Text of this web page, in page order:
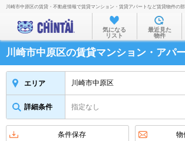
お部屋を探す
沿線・駅から
住所から
物件特集から
川崎市中原区の賃貸・不動産情報で賃貸マンション・賃貸アパートなど賃貸物件の
気になる
リスト
最近見た
物件
川崎市中原区の賃貸マンション・アパ
エリア 川崎市中原区
詳細条件 指定なし
条件保存 物